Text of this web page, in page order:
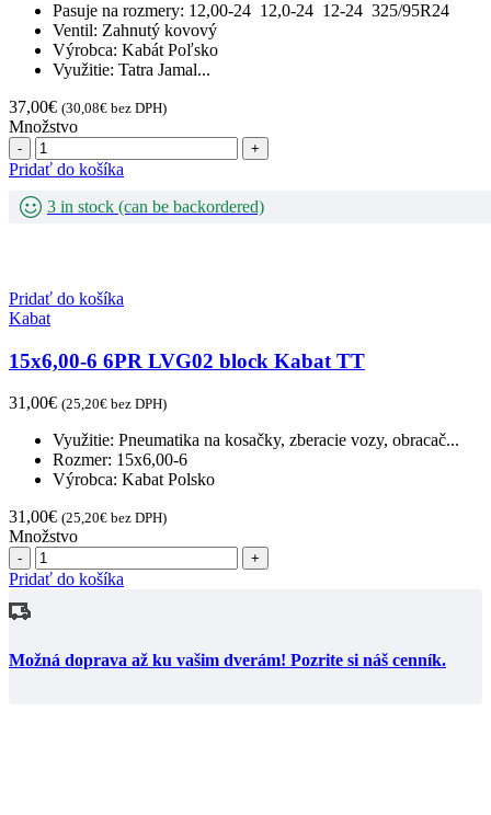
Pasuje na rozmery: 12,00-24 12,0-24 12-24 325/95R24
Ventil: Zahnutý kovový
Výrobca: Kabát Poľsko
Využitie: Tatra Jamal...
37,00€ (30,08€ bez DPH)
Množstvo
Počet
Pridať do košíka
3 in stock (can be backordered)
Pridať do košíka
Kabat
15x6,00-6 6PR LVG02 block Kabat TT
31,00€ (25,20€ bez DPH)
Využitie: Pneumatika na kosačky, zberacie vozy, obracač...
Rozmer: 15x6,00-6
Výrobca: Kabat Polsko
31,00€ (25,20€ bez DPH)
Množstvo
Počet
Pridať do košíka
Možná doprava až ku vašim dverám! Pozrite si náš cenník.